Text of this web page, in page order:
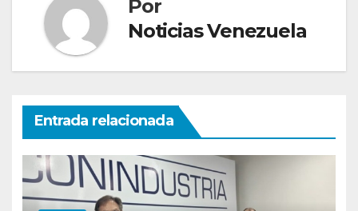
Por
Noticias Venezuela
Entrada relacionada